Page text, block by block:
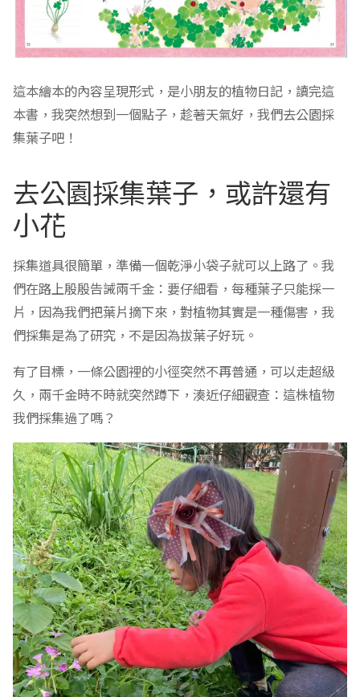
這本繪本的內容呈現形式，是小朋友的植物日記，讀完這
本書，我突然想到一個點子，趁著天氣好，我們去公園採
集葉子吧！
去公園採集葉子，或許還有
小花
採集道具很簡單，準備一個乾淨小袋子就可以上路了。我
們在路上殷殷告誡兩千金：要仔細看，每種葉子只能採一
片，因為我們把葉片摘下來，對植物其實是一種傷害，我
們採集是為了研究，不是因為拔葉子好玩。
有了目標，一條公園裡的小徑突然不再普通，可以走超級
久，兩千金時不時就突然蹲下，湊近仔細觀查：這株植物
我們採集過了嗎？